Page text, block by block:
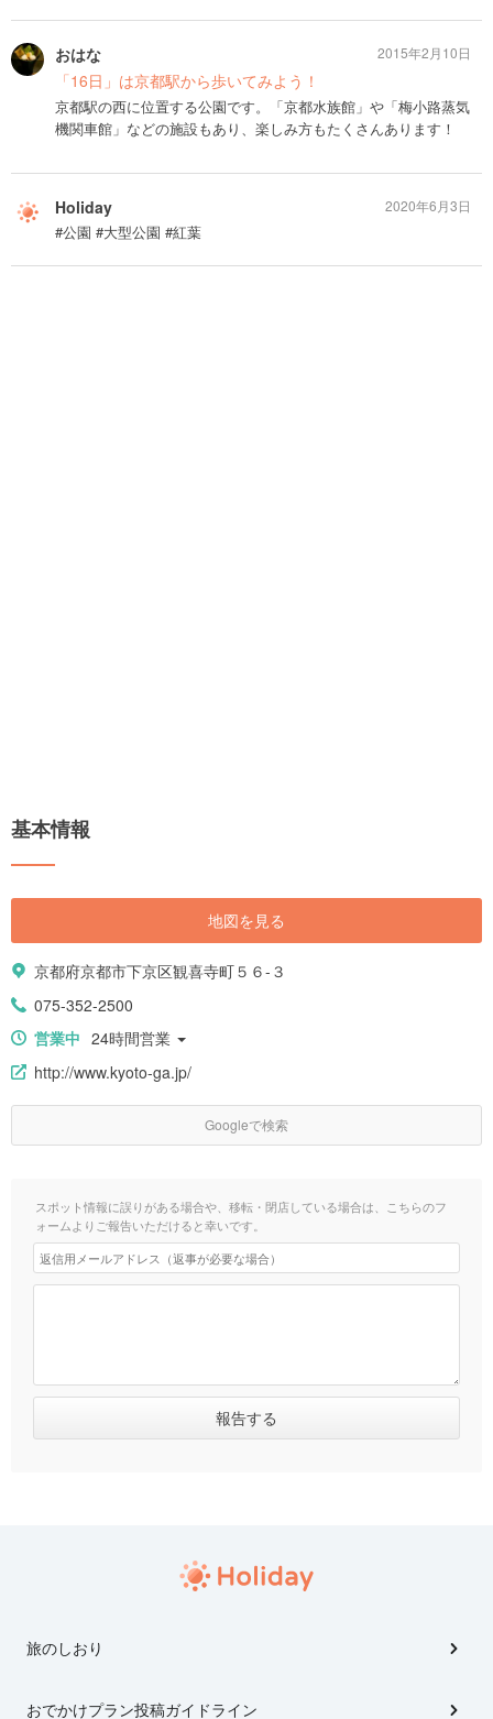
おはな
「16日」は京都駅から歩いてみよう！
京都駅の西に位置する公園です。「京都水族館」や「梅小路蒸気
機関車館」などの施設もあり、楽しみ方もたくさんあります！
2015年2月10日
Holiday
#公園 #大型公園 #紅葉
2020年6月3日
基本情報
地図を見る
京都府京都市下京区観喜寺町５６-３
075-352-2500
営業中 24時間営業
http://www.kyoto-ga.jp/
Googleで検索
スポット情報に誤りがある場合や、移転・閉店している場合は、こちらのフ
ォームよりご報告いただけると幸いです。
旅のしおり
おでかけプラン投稿ガイドライン